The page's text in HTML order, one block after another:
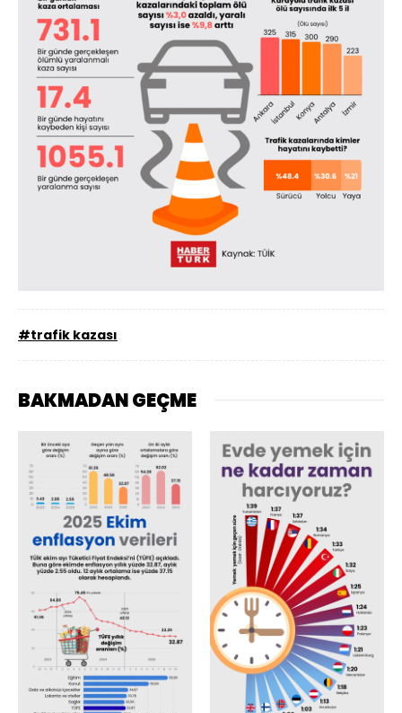
#trafik kazası
BAKMADAN GEÇME